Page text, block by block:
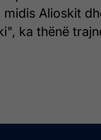
Alioskit
ka thënë